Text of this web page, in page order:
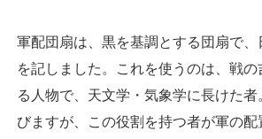
軍配団扇は、黒を基調とする団扇で
を記しました。これを使うのは、戦
る人物で、天文学・気象学に長けた
びますが、この役割を持つ者が軍の配